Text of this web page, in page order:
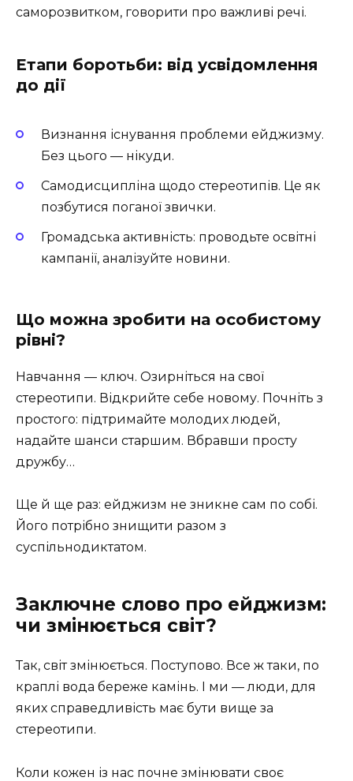
саморозвитком, говорити про важливі речі.
Етапи боротьби: від усвідомлення
до дії
Визнання існування проблеми ейджизму.
Без цього — нікуди.
Самодисципліна щодо стереотипів. Це як
позбутися поганої звички.
Громадська активність: проводьте освітні
кампанії, аналізуйте новини.
Що можна зробити на особистому
рівні?
Навчання — ключ. Озирніться на свої
стереотипи. Відкрийте себе новому. Почніть з
простого: підтримайте молодих людей,
надайте шанси старшим. Вбравши просту
дружбу…
Ще й ще раз: ейджизм не зникне сам по собі.
Його потрібно знищити разом з
суспільнодиктатом.
Заключне слово про ейджизм:
чи змінюється світ?
Так, світ змінюється. Поступово. Все ж таки, по
краплі вода береже камінь. І ми — люди, для
яких справедливість має бути вище за
стереотипи.
Коли кожен із нас почне змінювати своє